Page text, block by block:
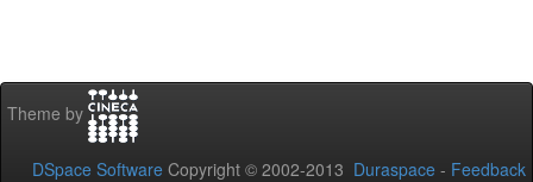
Theme by
DSpace Software Copyright © 2002-2013 Duraspace - Feedback